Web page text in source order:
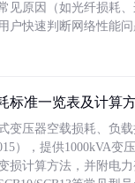
见原因（如光纤损耗
户快速判断网络性能问
标准一览表及计算
变压器空载损耗、负
），提供1000kVA变
损计算方法，并附电